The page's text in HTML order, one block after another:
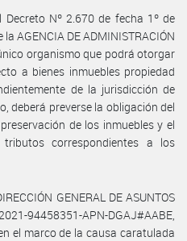
Nº 2.670 de fecha 1º de
AGENCIA DE ADMINISTRACIÓN
único organismo que podrá otorgar
a bienes inmuebles propiedad
de la jurisdicción de
deberá preverse la obligación del
de los inmuebles y el
correspondientes a los
GENERAL DE ASUNTOS
94458351-APN-DGAJ#AABE,
el marco de la causa caratulada